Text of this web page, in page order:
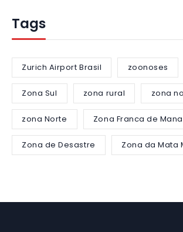
Tags
Zurich Airport Brasil zoonoses
Zona Sul zona rural zona
zona Norte Zona Franca de
Zona de Desastre Zona da Mata